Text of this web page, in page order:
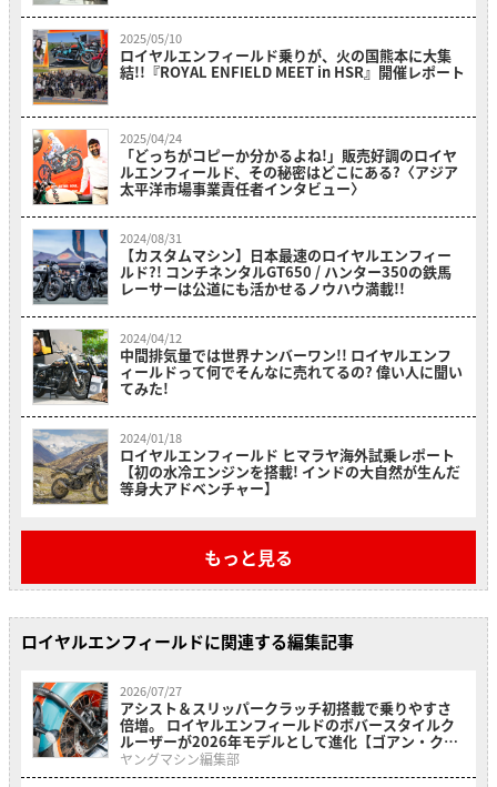
2025/05/10
ロイヤルエンフィールド乗りが、火の国熊本に大集
結!!『ROYAL ENFIELD MEET in HSR』開催レポート
2025/04/24
「どっちがコピーか分かるよね!」販売好調のロイヤ
ルエンフィールド、その秘密はどこにある?〈アジア
太平洋市場事業責任者インタビュー〉
2024/08/31
【カスタムマシン】日本最速のロイヤルエンフィー
ルド?! コンチネンタルGT650 / ハンター350の鉄馬
レーサーは公道にも活かせるノウハウ満載!!
2024/04/12
中間排気量では世界ナンバーワン!! ロイヤルエンフ
ィールドって何でそんなに売れてるの? 偉い人に聞い
てみた!
2024/01/18
ロイヤルエンフィールド ヒマラヤ海外試乗レポート
【初の水冷エンジンを搭載! インドの大自然が生んだ
等身大アドベンチャー】
もっと見る
ロイヤルエンフィールドに関連する編集記事
2026/07/27
アシスト＆スリッパークラッチ初搭載で乗りやすさ
倍増。 ロイヤルエンフィールドのボバースタイルク
ルーザーが2026年モデルとして進化【ゴアン・クラ
シック350】
ヤングマシン編集部